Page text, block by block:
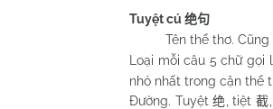
Tuyệt cú 绝句
Tên thể thơ. Cũng
Loại mỗi câu 5 chữ gọi
nhỏ nhất trong cận thể
Đường. Tuyệt绝 , tiệt 截